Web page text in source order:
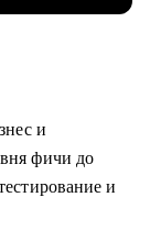
и
фичи до
и